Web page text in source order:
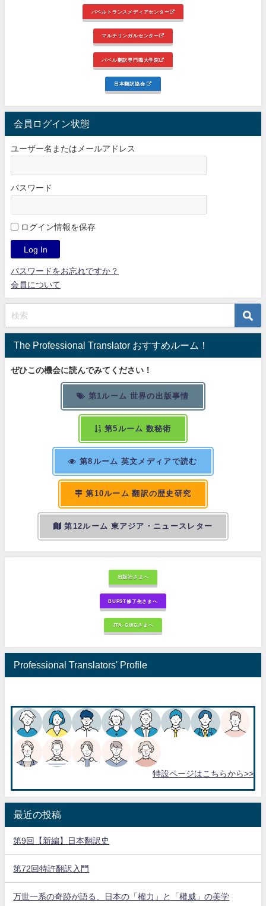
バベルトランスメディアセンター
マルチリンガルセンター
バベル翻訳専門職大学院
日本翻訳協会
会員ログイン状態
ユーザー名またはメールアドレス
パスワード
ログイン情報を保存
パスワードをお忘れですか？
会員について
The Professional Translator おすすめルーム！
ぜひこの機会に読んでみてください！
第1ルーム 世界の出版事情
第5ルーム 数秘術
第8ルーム 英文メディアで読む
第10ルーム 翻訳の歴史研究
第12ルーム 東アジア・ニュースレター
出版社さまへ
BUPST修了生さまへ
JTA-GWGさまへ
Professional Translators' Profile
特設ページはこちらから>>
最近の投稿
第9回【新編】日本翻訳史
第72回特許翻訳入門
万世一系の奇跡が語る、日本の「權力」と「權威」の美学